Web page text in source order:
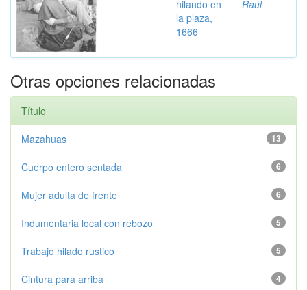
hilando en
la plaza,
1666
Raúl
Otras opciones relacionadas
Título
13
Mazahuas
6
Cuerpo entero sentada
6
Mujer adulta de frente
5
Indumentaria local con rebozo
5
Trabajo hilado rustico
4
Cintura para arriba